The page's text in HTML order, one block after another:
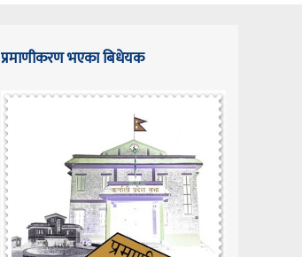
प्रमाणीकरण भएका बिधेयक